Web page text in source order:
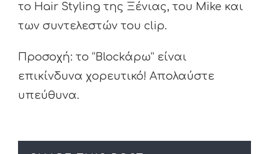
το Hair Styling της Ξένιας, του Mike και
των συντελεστών του clip.
Προσοχή: το “Blockάρω” είναι
επικίνδυνα χορευτικό! Απολαύστε
υπεύθυνα.